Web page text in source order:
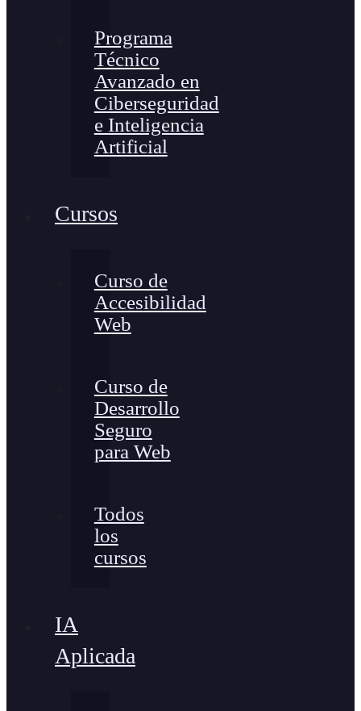
Programa
Técnico
Avanzado en
Ciberseguridad
e Inteligencia
Artificial
Cursos
Curso de
Accesibilidad
Web
Curso de
Desarrollo
Seguro
para Web
Todos
los
cursos
IA
Aplicada